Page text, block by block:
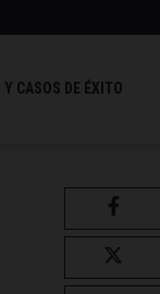
Y CASOS DE ÉXITO